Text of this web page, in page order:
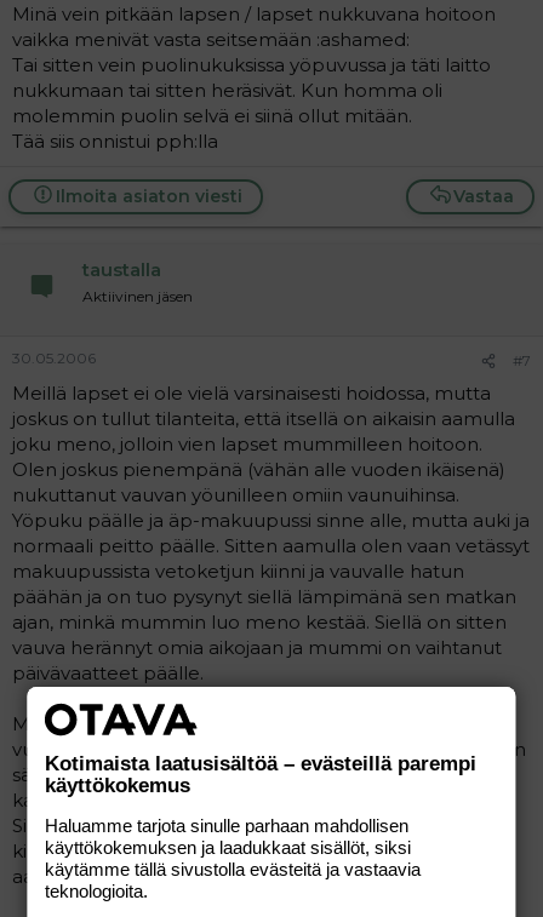
Minä vein pitkään lapsen / lapset nukkuvana hoitoon
vaikka menivät vasta seitsemään :ashamed:
Tai sitten vein puolinukuksissa yöpuvussa ja täti laitto
nukkumaan tai sitten heräsivät. Kun homma oli
molemmin puolin selvä ei siinä ollut mitään.
Tää siis onnistui pph:lla
Vastaa
Ilmoita asiaton viesti
taustalla
Aktiivinen jäsen
30.05.2006 #7
Meillä lapset ei ole vielä varsinaisesti hoidossa, mutta
joskus on tullut tilanteita, että itsellä on aikaisin aamulla
joku meno, jolloin vien lapset mummilleen hoitoon.
Olen joskus pienempänä (vähän alle vuoden ikäisenä)
nukuttanut vauvan yöunilleen omiin vaunuihinsa.
Yöpuku päälle ja äp-makuupussi sinne alle, mutta auki ja
normaali peitto päälle. Sitten aamulla olen vaan vetässyt
makuupussista vetoketjun kiinni ja vauvalle hatun
päähän ja on tuo pysynyt siellä lämpimänä sen matkan
ajan, minkä mummin luo meno kestää. Siellä on sitten
vauva herännyt omia aikojaan ja mummi on vaihtanut
päivävaatteet päälle.
Myös anoppi kertoo legendaa miehestäni, joka vielä 5-
vuotaanakin nukkui koko sen ajan kun aamulla kiskottiin
sängystä ylös ja makuultaan puettiin eteisen lattialla ja
kannettiin viltin mutkassa naapuritaloon hoitotädille.
Siellä sitten oli poikaa varten patja lattialla, jonne hänet
kipattiin nukkumaan ja sieltä hän sitten heräsi
aamupalalle.
Kotimaista laatusisältöä – evästeillä parempi
käyttökokemus
Haluamme tarjota sinulle parhaan mahdollisen
käyttökokemuksen ja laadukkaat sisällöt, siksi
käytämme tällä sivustolla evästeitä ja vastaavia
teknologioita.